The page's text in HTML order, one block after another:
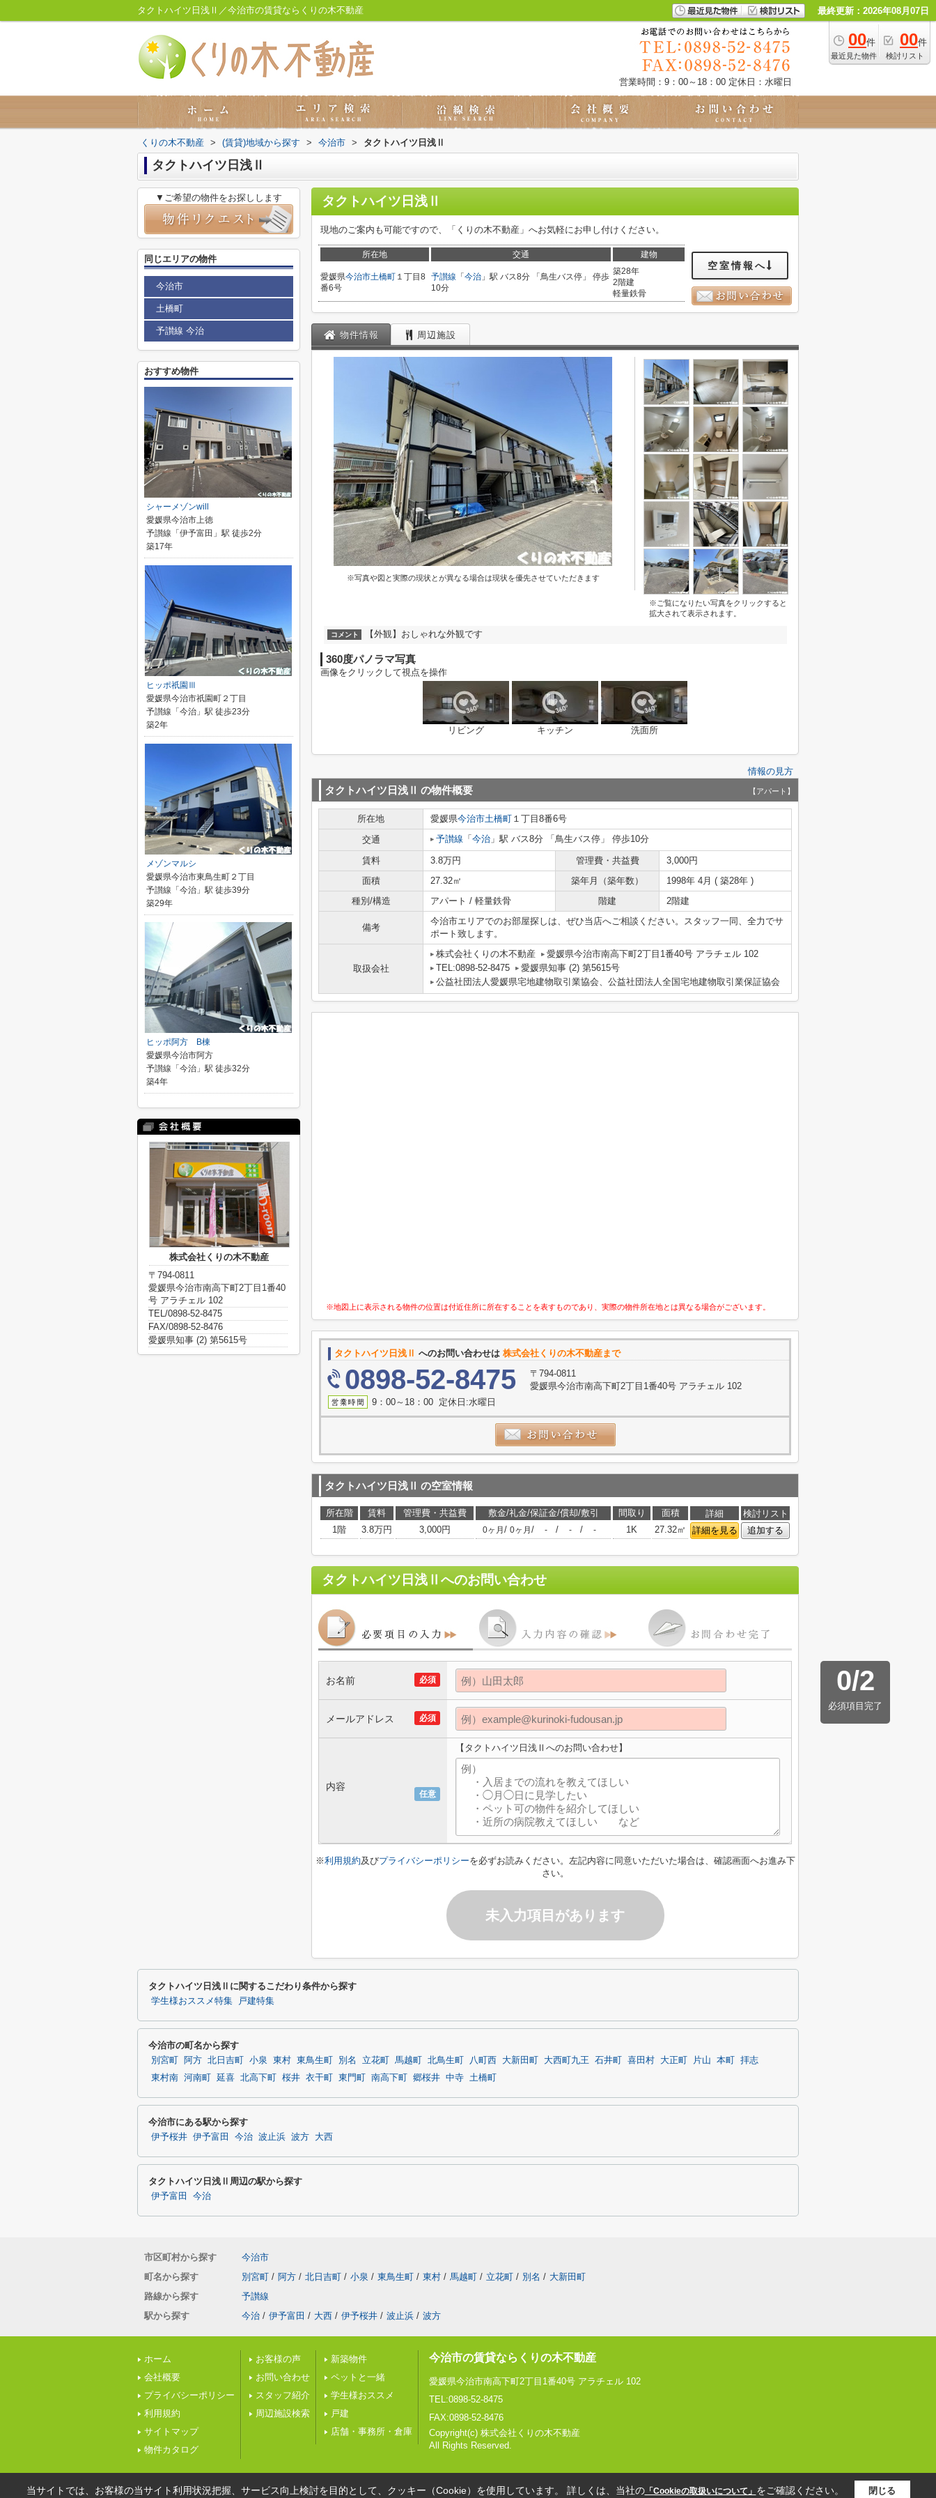
タクトハイツ日浅Ⅱ／今治市の賃貸ならくりの木不動産 最終更新：2026年08月07日
00件
最近見た物件
00件
検討リスト
営業時間：9：00～18：00 定休日：水曜日
くりの木不動産 > (賃貸)地域から探す > 今治市 > タクトハイツ日浅Ⅱ
タクトハイツ日浅Ⅱ
タクトハイツ日浅Ⅱ
現地のご案内も可能ですので、「くりの木不動産」へお気軽にお申し付けください。
所在地 交通 建物
愛媛県今治市土橋町 １丁目8
番6号
予讃線 「 今治 」駅 バス8分 「鳥生バス停」 停歩
10分
築28年
2階建
軽量鉄骨
空室情報へ
物件情報 周辺施設
※写真や図と実際の現状とが異なる場合は現状を優先させていただきます
※ご覧になりたい写真をクリックすると
拡大されて表示されます。
コメント 【外観】おしゃれな外観です
360度パノラマ写真
画像をクリックして視点を操作
リビング キッチン 洗面所
情報の見方
タクトハイツ日浅Ⅱ の物件概要 【アパート】
所在地 愛媛県今治市土橋町 １丁目8番6号
交通
予讃線 「 今治 」駅 バス8分 「鳥生バス停」 停歩10分
賃料 3.8万円 管理費・共益費
3,000円
面積
27.32㎡ 築年月（築年数）
1998年 4月 ( 築28年 )
種別/構造
アパート / 軽量鉄骨 階建 2階建
備考
今治市エリアでのお部屋探しは、ぜひ当店へご相談ください。スタッフ一同、全力でサ
ポート致します。
取扱会社
株式会社くりの木不動産
愛媛県今治市南高下町2丁目1番40号 アラチェル 102
TEL:0898-52-8475
愛媛県知事 (2) 第5615号
公益社団法人愛媛県宅地建物取引業協会、公益社団法人全国宅地建物取引業保証協会
※地図上に表示される物件の位置は付近住所に所在することを表すものであり、実際の物件所在地とは異なる場合がございます。
タクトハイツ日浅Ⅱ へのお問い合わせは 株式会社くりの木不動産まで
0898-52-8475
〒794-0811
愛媛県今治市南高下町2丁目1番40号 アラチェル 102
9：00～18：00 定休日:水曜日
タクトハイツ日浅Ⅱ の空室情報
所在階 賃料 管理費・共益費 敷金/礼金/保証金/償却/敷引 間取り 面積 詳細
検討リスト
1階
3.8万円 3,000円 0ヶ月 / 0ヶ月 / - / - / - 1K 27.32㎡ 詳細を見る 追加する
タクトハイツ日浅Ⅱ へのお問い合わせ
0/2
必須項目完了
必須
お名前
必須
メールアドレス
任意
内容
【タクトハイツ日浅Ⅱへのお問い合わせ】
※利用規約及びプライバシーポリシーを必ずお読みください。左記内容に同意いただいた場合は、確認画面へお進み下
さい。
未入力項目があります
▼ご希望の物件をお探しします
同じエリアの物件
今治市
土橋町
予讃線 今治
おすすめ物件
シャーメゾンwill
愛媛県今治市上徳
予讃線「伊予富田」駅 徒歩2分
築17年
ヒッポ祇園Ⅲ
愛媛県今治市祇園町２丁目
予讃線「今治」駅 徒歩23分
築2年
メゾンマルシ
愛媛県今治市東鳥生町２丁目
予讃線「今治」駅 徒歩39分
築29年
ヒッポ阿方 B棟
愛媛県今治市阿方
予讃線「今治」駅 徒歩32分
築4年
株式会社くりの木不動産
〒794-0811
愛媛県今治市南高下町2丁目1番40
号 アラチェル 102
TEL/0898-52-8475
FAX/0898-52-8476
愛媛県知事 (2) 第5615号
タクトハイツ日浅Ⅱに関するこだわり条件から探す
学生様おススメ特集 戸建特集
今治市の町名から探す
別宮町 阿方 北日吉町 小泉 東村 東鳥生町 別名 立花町 馬越町 北鳥生町 八町西 大新田町 大西町九王 石井町 喜田村 大正町 片山 本町
拝志
東村南 河南町 延喜 北高下町 桜井 衣干町 東門町 南高下町 郷桜井 中寺 土橋町
今治市にある駅から探す
伊予桜井 伊予富田 今治 波止浜 波方 大西
タクトハイツ日浅Ⅱ周辺の駅から探す
伊予富田 今治
市区町村から探す
今治市
町名から探す
別宮町 / 阿方 / 北日吉町 / 小泉 / 東鳥生町 / 東村 / 馬越町 / 立花町 / 別名 / 大新田町
路線から探す
予讃線
駅から探す
今治 / 伊予富田 / 大西 / 伊予桜井 / 波止浜 / 波方
ホーム
会社概要
プライバシーポリシー
利用規約
サイトマップ
物件カタログ
お客様の声
お問い合わせ
スタッフ紹介
周辺施設検索
新築物件
ペットと一緒
学生様おススメ
戸建
店舗・事務所・倉庫
今治市の賃貸ならくりの木不動産
愛媛県今治市南高下町2丁目1番40号 アラチェル 102
TEL:0898-52-8475
FAX:0898-52-8476
Copyright(c) 株式会社くりの木不動産
All Rights Reserved.
当サイトでは、お客様の当サイト利用状況把握、サービス向上検討を目的として、クッキー（Cookie）を使用しています。 詳しくは、当社の「Cookieの取扱いについて」 をご確認ください。 閉じる